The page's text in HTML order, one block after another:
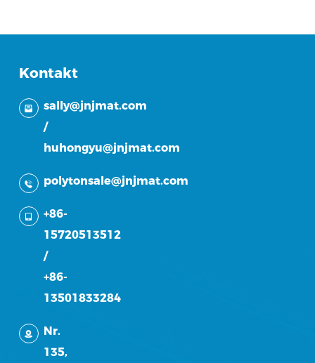
Kontakt
sally@jnjmat.com
/
huhongyu@jnjmat.com
polytonsale@jnjmat.com
+86-
15720513512
/
+86-
13501833284
Nr.
135,